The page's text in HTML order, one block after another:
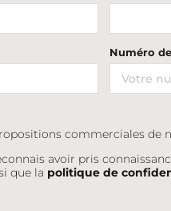
Numéro
commerciales de
avoir pris
que la politique de